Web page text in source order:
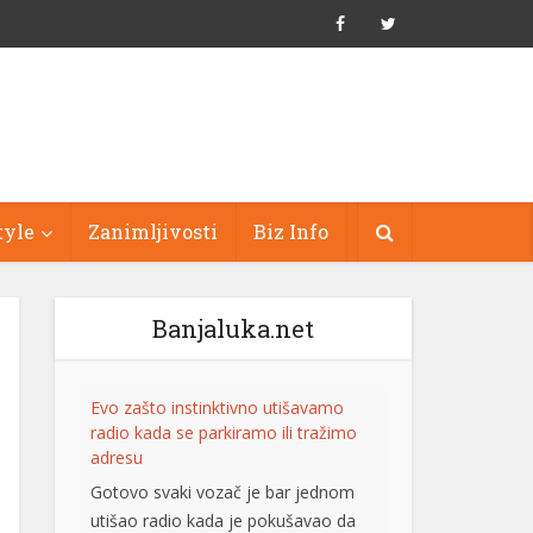
Zanimljivosti Biz Info
Banjaluka.net
Evo zašto instinktivno utišavamo
radio kada se parkiramo ili tražimo
adresu
Gotovo svaki vozač je bar jednom
utišao radio kada je pokušavao da